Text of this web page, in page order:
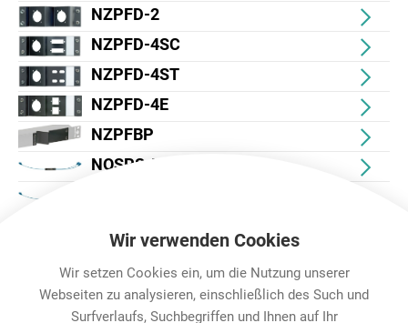
NZPFD-2
NZPFD-4SC
NZPFD-4ST
NZPFD-4E
NZPFBP
NOSPS-LC50-LC50
Wir verwenden Cookies
Wir setzen Cookies ein, um die Nutzung unserer
Webseiten zu analysieren, einschließlich des Such und
Surfverlaufs, Suchbegriffen und Ihnen auf Ihr